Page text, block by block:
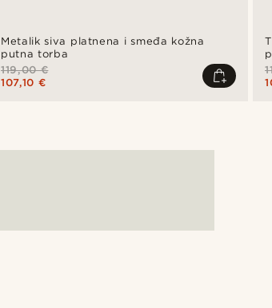
Metalik siva platnena i smeđa kožna
putna torba
119,00 €
107,10 €